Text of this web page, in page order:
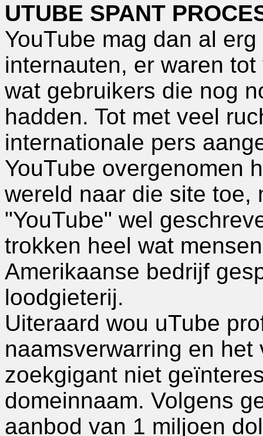
UTUBE SPANT
YouTube mag dan al
internauten, er waren
wat gebruikers die nog
hadden. Tot met veel
internationale pers
YouTube overgenomen
wereld naar die site toe,
"YouTube" wel
trokken heel wat
Amerikaanse bedrijf
loodgieterij.
Uiteraard wou uTube
naamsverwarring en
zoekgigant niet
domeinnaam. Volgens
aanbod van 1 miljoen